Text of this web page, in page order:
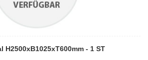
H2500xB1025xT600mm - 1 ST